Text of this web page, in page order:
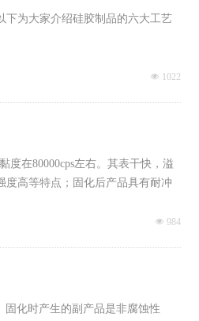
下为大家介绍硅胶制品的六大工艺
넶 1022
度在80000cps左右。其表干快，溢
度高等特点；固化后产品具有耐冲
넶 984
化时产生的副产品是非腐蚀性